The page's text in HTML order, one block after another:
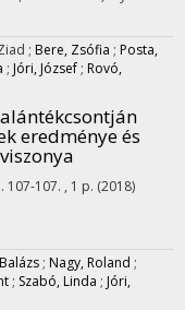
; Bere, Zsófia ; Posta,
; Jóri, József ; Rovó,
eredménye és
107-107. , 1 p. (2018)
; Nagy, Roland ;
; Szabó, Linda ; Jóri,